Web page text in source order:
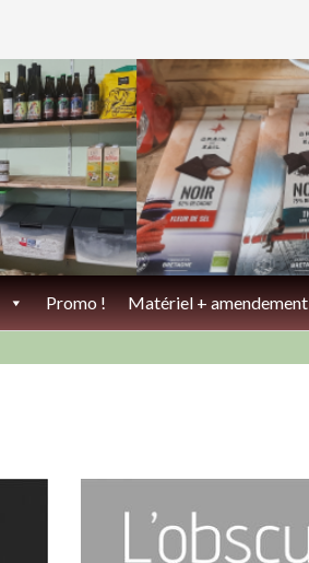
Promo ! Matériel + amendement